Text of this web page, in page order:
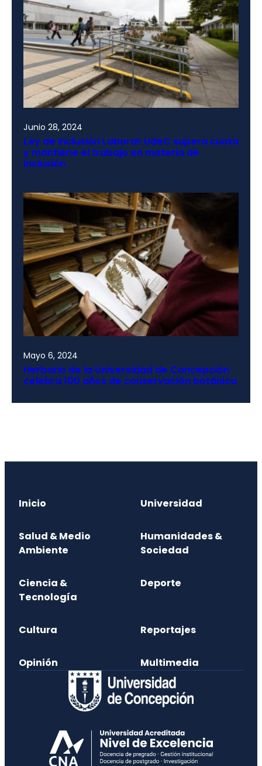
Junio 28, 2024
Ley de Inclusión Laboral: UdeC supera cuota
y mantiene el trabajo en materia de
inclusión
Mayo 6, 2024
Herbario de la Universidad de Concepción
celebra 100 años de conservación botánica
Inicio Universidad
Salud & Medio
Ambiente
Humanidades &
Sociedad
Ciencia &
Tecnología
Deporte
Cultura Reportajes
Opinión Multimedia